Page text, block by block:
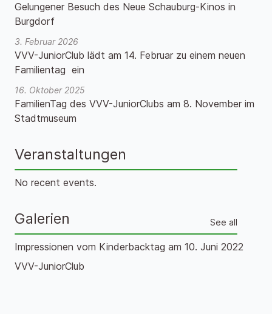
Gelungener Besuch des Neue Schauburg-Kinos in
Burgdorf
3. Februar 2026
VVV-JuniorClub lädt am 14. Februar zu einem neuen
Familientag ein
16. Oktober 2025
FamilienTag des VVV-JuniorClubs am 8. November im
Stadtmuseum
Veranstaltungen
No recent events.
Galerien See all
Impressionen vom Kinderbacktag am 10. Juni 2022
VVV-JuniorClub